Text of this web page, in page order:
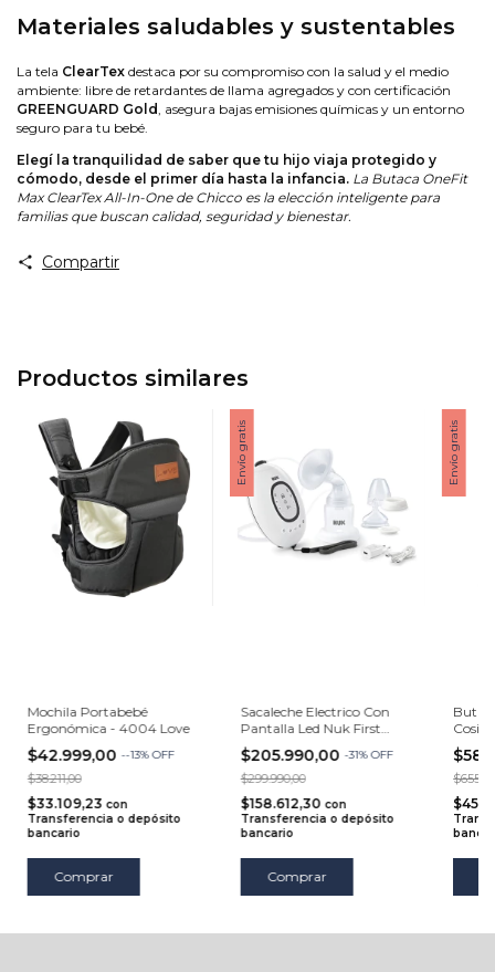
Materiales saludables y sustentables
La tela ClearTex destaca por su compromiso con la salud y el medio
ambiente: libre de retardantes de llama agregados y con certificación
GREENGUARD Gold , asegura bajas emisiones químicas y un entorno
seguro para tu bebé.
Elegí la tranquilidad de saber que tu hijo viaja protegido y
cómodo, desde el primer día hasta la infancia. La Butaca OneFit
Max ClearTex All-In-One de Chicco es la elección inteligente para
familias que buscan calidad, seguridad y bienestar.
Compartir
Productos similares
Mochila Portabebé
Ergonómica - 4004 Love
$42.999,00 --13%OFF
$38.211,00
$33.109,23 con
Transferencia o depósito
bancario
Comprar
Envío gratis
Sacaleche Electrico Con
Pantalla Led Nuk First
Choice
$205.990,00 -31%OFF
$299.990,00
$158.612,30 con
Transferencia o depósito
bancario
Envío gratis
Cosi